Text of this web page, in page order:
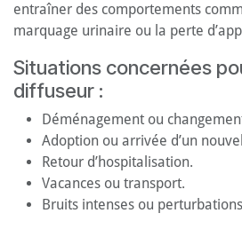
entraîner des comportements
marquage urinaire ou la perte
Situations concernées
diffuseur :
Déménagement ou
Adoption ou arrivée d’un
Retour d’hospitalisation.
Vacances ou transport.
Bruits intenses ou